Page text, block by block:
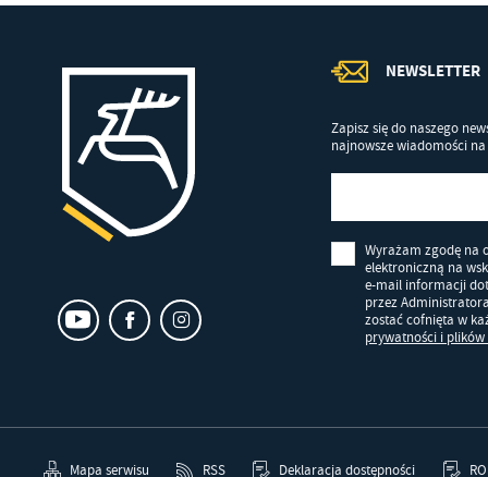
NEWSLETTER
Zapisz się do naszego
najnowsze wiadomości
Wyrażam zgodę na
elektroniczną na
e-mail informacji
przez
zostać cofnięta w
prywatności i plików
Mapa serwisu RSS Deklaracja dostępności